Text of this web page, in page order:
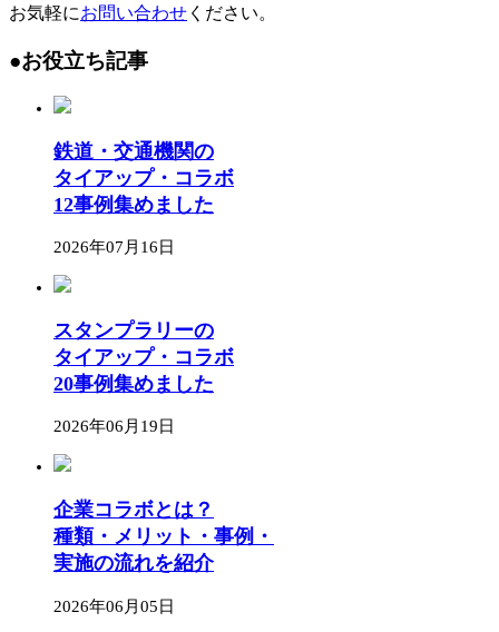
お気軽にお問い合わせ ください。
●お役立ち記事
鉄道・交通機関の
タイアップ・コラボ
12事例集めました
2026年07月16日
スタンプラリーの
タイアップ・コラボ
20事例集めました
2026年06月19日
企業コラボとは？
種類・メリット・事例・
実施の流れを紹介
2026年06月05日